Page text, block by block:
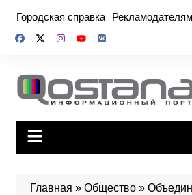
содержимому
Городская справка Рекламодателям
Главная » Общество»